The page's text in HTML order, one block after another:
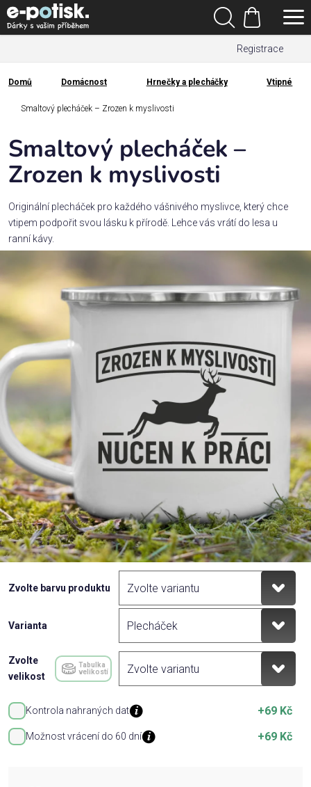
Přejít
na
obsah
Registrace
Hledat
Nákupní
košík
Kategorie
Dárek
pro
Rodina
/
Láska
Povolání,
zájmy a
Příležitosti
Domácnost
Kolekce
Oblečení
Přihlášení
Domů
Domů Domácnost Hrnečky a plecháčky Vtipné
Smaltový plecháček – Zrozen k myslivosti
Zvolte barvu produktu
Varianta
Zvolte
velikost
Tabulka
velikostí
Kontrola nahraných dat +69 Kč
Možnost vrácení do 60 dní +69 Kč
Smaltový plecháček –
Zrozen k myslivosti
Originální plecháček pro každého vášnivého myslivce, který chce
vtipem podpořit svou lásku k přírodě. Lehce vás vrátí do lesa u
ranní kávy.